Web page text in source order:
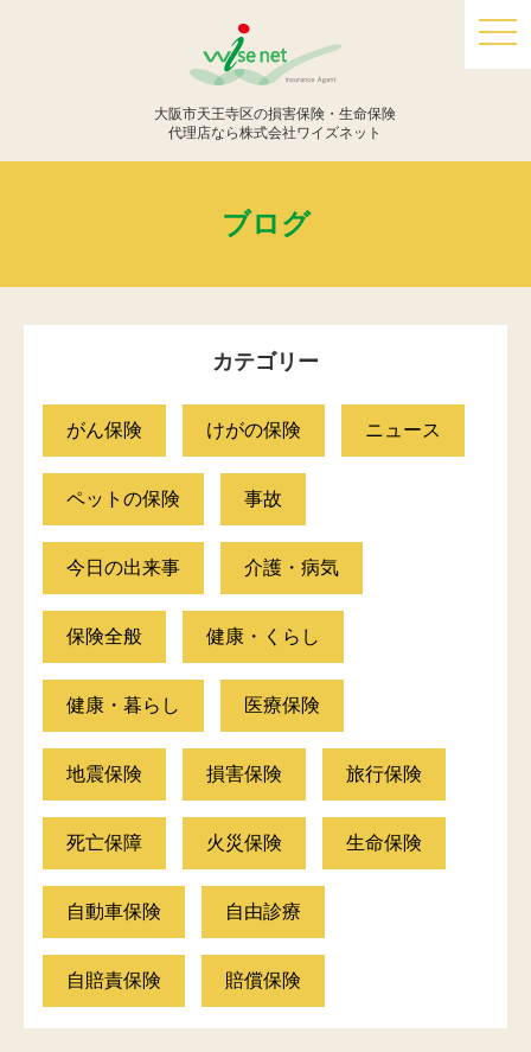
大阪市天王寺区の損害保険・生命保険
代理店なら株式会社ワイズネット
ブログ
カテゴリー
がん保険 けがの保険 ニュース
ペットの保険 事故
今日の出来事 介護・病気
保険全般 健康・くらし
健康・暮らし 医療保険
地震保険 損害保険 旅行保険
死亡保障 火災保険 生命保険
自動車保険 自由診療
自賠責保険 賠償保険